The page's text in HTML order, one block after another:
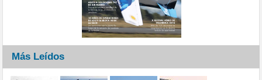
Más Leídos